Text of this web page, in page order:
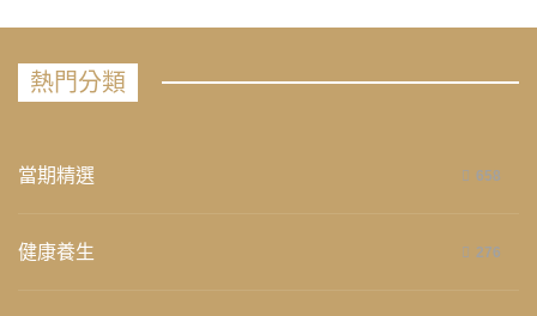
熱門分類
當期精選 658
健康養生 276